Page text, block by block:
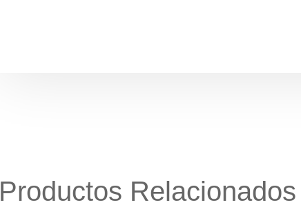
Productos Relacionados